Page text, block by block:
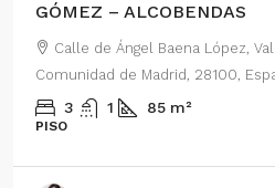
GÓMEZ – ALCOBENDAS
Calle de Ángel Baena López,
Comunidad de Madrid, 28100,
3 1 85 m²
PISO